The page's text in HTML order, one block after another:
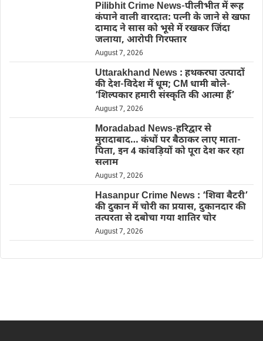
Pilibhit Crime News-पीलीभीत में रूह
कंपाने वाली वारदात: पत्नी के जाने से खफा
दामाद ने सास को भूसे में रखकर जिंदा
जलाया, आरोपी गिरफ्तार
August 7, 2026
Uttarakhand News : हथकरघा उत्पादों
की देश-विदेश में धूम; CM धामी बोले-
‘शिल्पकार हमारी संस्कृति की आत्मा हैं’
August 7, 2026
Moradabad News-हरिद्वार से
मुरादाबाद… कंधों पर बैठाकर लाए माता-
पिता, इन 4 कांवड़ियों को पूरा देश कर रहा
सलाम
August 7, 2026
Hasanpur Crime News : ‘शिवा बैटरी’
की दुकान में चोरी का प्रयास, दुकानदार की
तत्परता से दबोचा गया शातिर चोर
August 7, 2026